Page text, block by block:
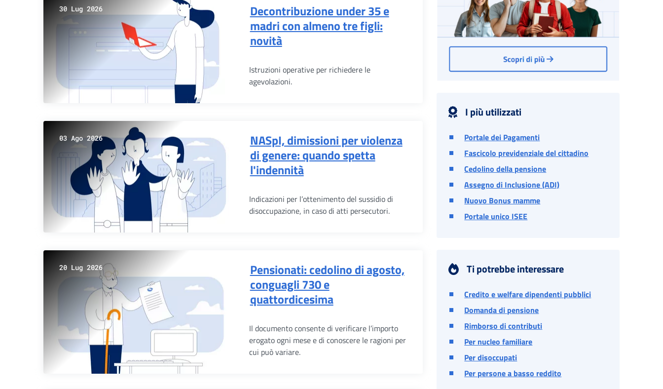
30 Lug 2026
Decontribuzione under 35 e
madri con almeno tre figli:
novità
Istruzioni operative per richiedere le
agevolazioni.
03 Ago 2026
NASpI, dimissioni per violenza
di genere: quando spetta
l'indennità
Indicazioni per l’ottenimento del sussidio di
disoccupazione, in caso di atti persecutori.
20 Lug 2026
Pensionati: cedolino di agosto,
conguagli 730 e
quattordicesima
Il documento consente di verificare l’importo
erogato ogni mese e di conoscere le ragioni per
cui può variare.
I più utilizzati
Portale dei Pagamenti
Fascicolo previdenziale del cittadino
Cedolino della pensione
Assegno di Inclusione (ADI)
Nuovo Bonus mamme
Portale unico ISEE
Ti potrebbe interessare
Credito e welfare dipendenti pubblici
Domanda di pensione
Rimborso di contributi
Per nucleo familiare
Per disoccupati
Per persone a basso reddito